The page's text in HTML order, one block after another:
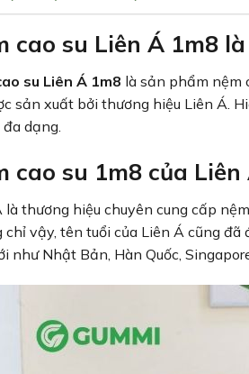
cao su Liên Á 1m8
su Liên Á 1m8 là sản phẩm nệm
sản xuất bởi thương hiệu Liên Á.
dạng.
cao su 1m8 của
là thương hiệu chuyên cung cấp
chỉ vậy, tên tuổi của Liên Á cũng
như Nhật Bản, Hàn Quốc,